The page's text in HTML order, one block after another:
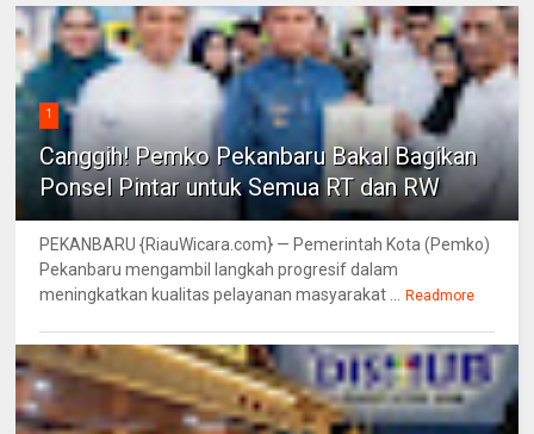
1
Canggih! Pemko Pekanbaru Bakal Bagikan
Ponsel Pintar untuk Semua RT dan RW
PEKANBARU {RiauWicara.com} — Pemerintah Kota (Pemko)
Pekanbaru mengambil langkah progresif dalam
meningkatkan kualitas pelayanan masyarakat ...
Readmore